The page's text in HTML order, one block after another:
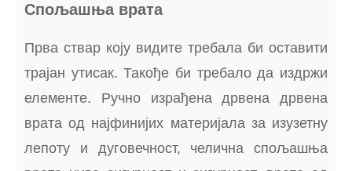
Спољашња врата
Прва ствар коју видите требала би оставити
трајан утисак. Такође би требало да издржи
елементе. Ручно израђена дрвена дрвена
врата од најфинијих материјала за изузетну
лепоту и дуговечност, челична спољашња